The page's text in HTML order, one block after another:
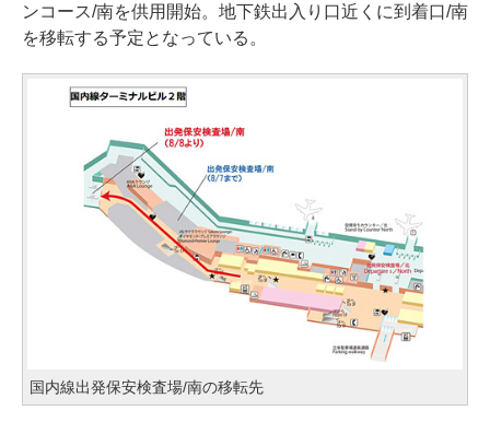
ンコース/南を供用開始。地下鉄出入り口近くに到着口/南
を移転する予定となっている。
国内線出発保安検査場/南の移転先